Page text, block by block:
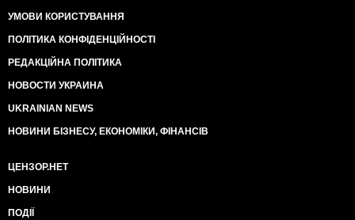
УМОВИ КОРИСТУВАННЯ
ПОЛІТИКА КОНФІДЕНЦІЙНОСТІ
РЕДАКЦІЙНА ПОЛІТИКА
НОВОСТИ УКРАИНА
UKRAINIAN NEWS
НОВИНИ БІЗНЕСУ, ЕКОНОМІКИ, ФІНАНСІВ
ЦЕНЗОР.НЕТ
НОВИНИ
ПОДІЇ